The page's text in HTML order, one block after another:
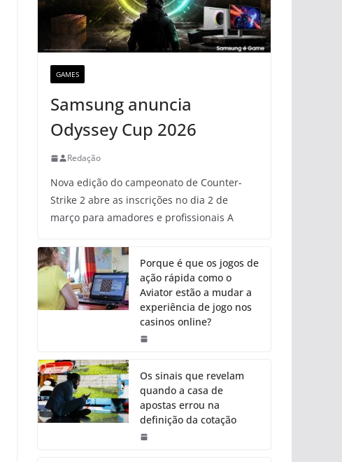
GAMES
Samsung anuncia
Odyssey Cup 2026
Redação
Nova edição do campeonato de Counter-
Strike 2 abre as inscrições no dia 2 de
março para amadores e profissionais A
Porque é que os jogos de
ação rápida como o
Aviator estão a mudar a
experiência de jogo nos
casinos online?
Os sinais que revelam
quando a casa de
apostas errou na
definição da cotação